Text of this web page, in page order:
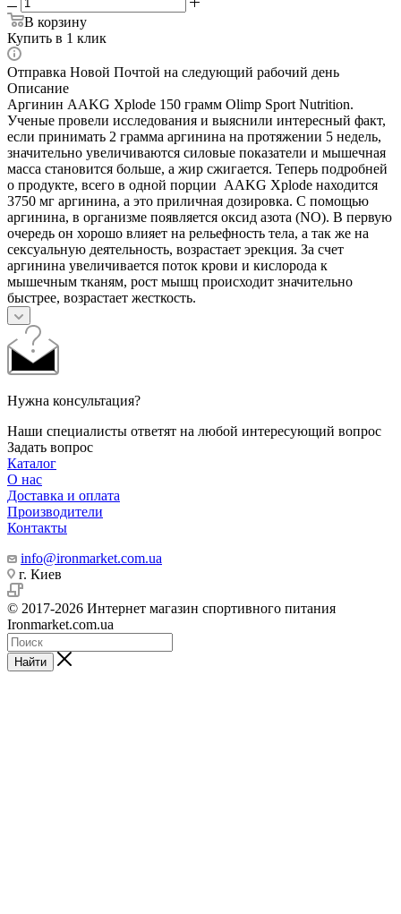
В корзину
Купить в 1 клик
Отправка Новой Почтой на следующий рабочий день
Описание
Аргинин AAKG Xplode 150 грамм Olimp Sport Nutrition.
Ученые провели исследования и выяснили интересный факт,
если принимать 2 грамма аргинина на протяжении 5 недель,
значительно увеличиваются силовые показатели и мышечная
масса становится больше, а жир сжигается. Теперь подробней
о продукте, всего в одной порции AAKG Xplode находится
3750 мг аргинина, а это приличная дозировка. С помощью
аргинина, в организме появляется оксид азота (NO). В первую
очередь он хорошо влияет на рельефность тела, а так же на
сексуальную деятельность, возрастает эрекция. За счет
аргинина увеличивается поток крови и кислорода к
мышечным тканям, рост мышц происходит значительно
быстрее, возрастает жесткость.
Нужна консультация?
Наши специалисты ответят на любой интересующий вопрос
Задать вопрос
Каталог
О нас
Доставка и оплата
Производители
Контакты
info@ironmarket.com.ua
г. Киев
© 2017-2026 Интернет магазин спортивного питания
Ironmarket.com.ua
Найти